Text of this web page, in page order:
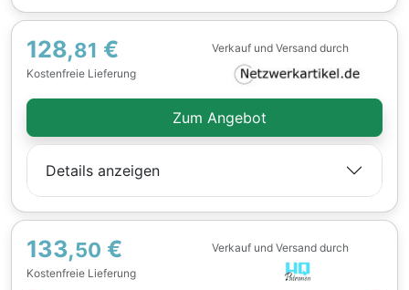
128,81 €
Kostenfreie Lieferung
Verkauf und Versand durch
Zum Angebot
Details anzeigen
133,50 €
Kostenfreie Lieferung
Verkauf und Versand durch